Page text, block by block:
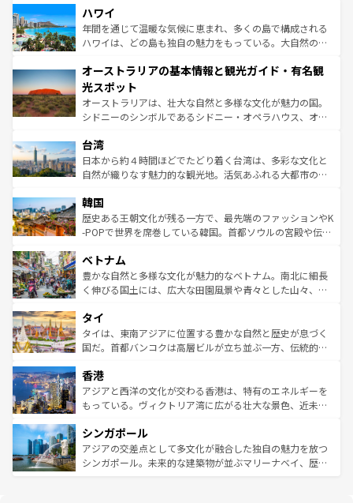
着のスイス情報は
のような巨大都市は、観光、ショッピング、エンターテイ
ンメントが詰まった刺激的なスポットだ。一方、アメリカ
西部には大自然が広がり、グランドキャニオンやイエロー
部のニューオーリンズでは、音楽と美食が融合した独特の
文化が魅力。旅行者はアメリカの各地域で異なる魅力を楽
しみながら、その多様性と豊かな歴史を感じることができ
るだろう。車でのロードトリップや列車の旅も、アメリカ
情報は
ハワイ
年間を通じて温暖な気候に恵まれ、多くの島で構成される
ハワイは、どの島も独自の魅力をもっている。大自然の神
ワイ島は見逃せない。また、定番の観光地といえばオアフ
島だが、静かな自然を求めるならマウイ島やカウアイ島が
おすすめ。エメラルドグリーンに輝く海をはじめ、豊かな
文化や歴史が息づいている。「アロハスピリット」と呼ば
人々、おいしいローカルフードやハワイアンミュージッ
ク、伝統的なフラダンスなど、すべてがハワイの魅力を彩
っている。訪れるたびに新しい発見と感動が待っているハ
はコンテンツ一覧
オーストラリアの基本情報と観光ガイド・有名観
光スポット
オーストラリアは、壮大な自然と多様な文化が魅力の国。
シドニーのシンボルであるシドニー・オペラハウス、オー
リアリーフや大陸中央部にそびえるウルル（エアーズロッ
ク）、タスマニアの美しい原生林やケアンズの熱帯雨林な
ど、見どころがたくさん。また、カフェやワイン、オージ
いる。アクティビティも充実しており、サーフィンやダイ
ビング、ハイキングなど、アウトドア好きにはたまらな
い。オーストラリアの多彩な魅力を存分に味わいつくそ
参照してほしい。
台湾
日本から約４時間ほどでたどり着く台湾は、多彩な文化と
自然が織りなす魅力的な観光地。活気あふれる大都市の台
ン）、静ひつな山岳地帯である台湾東部など、都市の喧騒
と山間の静けさが共存しており、訪れる人に新しい発見と
驚きをもたらしてくれる。また、奥深い台湾の食文化も魅
容にもいいと評判のスイーツなど、バラエティ豊かな料理
が味わえる。 なお、新着の台湾情報は コンテンツ一覧を参
照してほしい。
韓国
歴史ある王朝文化が残る一方で、最先端のファッションやK
-POPで世界を席巻している韓国。首都ソウルの宮殿や伝統
き、地方に足を延ばせば四季折々の自然美を楽しむことが
できる。そして、キムチや焼肉、絶品のストリートフード
まで、さまざまな韓国料理が待っている。夜には、韓国な
リティに包まれながら、韓国の多彩な魅力を心ゆくまで味
わってみてほしい。 なお、新着の韓国情報はコンテンツ一
覧を参照してほしい。
ベトナム
豊かな自然と多様な文化が魅力的なベトナム。南北に細長
く伸びる国土には、広大な田園風景や青々とした山々、世
急速な発展と共に伝統が息づく。ハノイの古い町並みやホ
ーチミン市のフランス統治時代の建物も、独特の雰囲気を
醸し出している。また、バラエティの豊かさとおいしさで
とつ。フォーやバインミー、ベトナムコーヒーなどは、ぜ
ひ現地で味わいたい。どの地域を訪れてもあたたかい人々
が旅行者を迎えてくれるので、きっと忘れられない旅にな
参照してほしい。
タイ
タイは、東南アジアに位置する豊かな自然と歴史が息づく
国だ。首都バンコクは高層ビルが立ち並ぶ一方、伝統的な
の活気が交差している。北部ではチェンマイなどの山岳地
帯で自然と触れ合い、南部ではプーケットやクラビの美し
いビーチでリゾート気分を楽しむことができる。タイ料理
激する。気候は一年中温暖で、どの季節にも異なる楽しみ
が待っている。親しみやすいタイの人々、仏教を中心とし
た文化、そして多様な観光資源が、訪れる旅人を魅了し続
香港
アジアと西洋の文化が交わる香港は、特有のエネルギーを
もっている。ヴィクトリア湾に広がる壮大な景色、近未来
み、どこを訪れても感動するはず。観光スポットが密集し
ており、効率よく見どころを回れるのも魅力。息をのむよ
うな絶景から文化的な体験まで、香港を存分に楽しみ尽く
シンガポール
アジアの交差点として多文化が融合した独自の魅力を放つ
シンガポール。未来的な建築物が並ぶマリーナベイ、歴史